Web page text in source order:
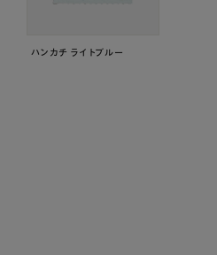
ハンカチ ライトブルー